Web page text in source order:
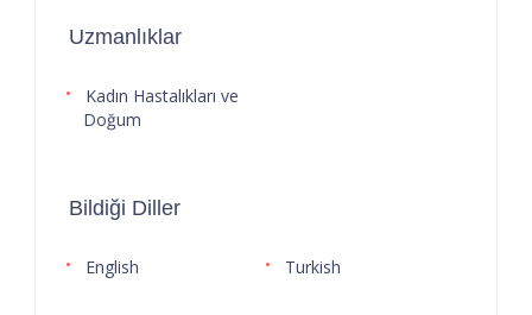
Uzmanlıklar
Kadın Hastalıkları ve
Doğum
Bildiği Diller
English Turkish